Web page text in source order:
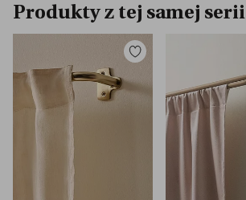
Produkty z tej samej serii
Dodaj
ulubionych